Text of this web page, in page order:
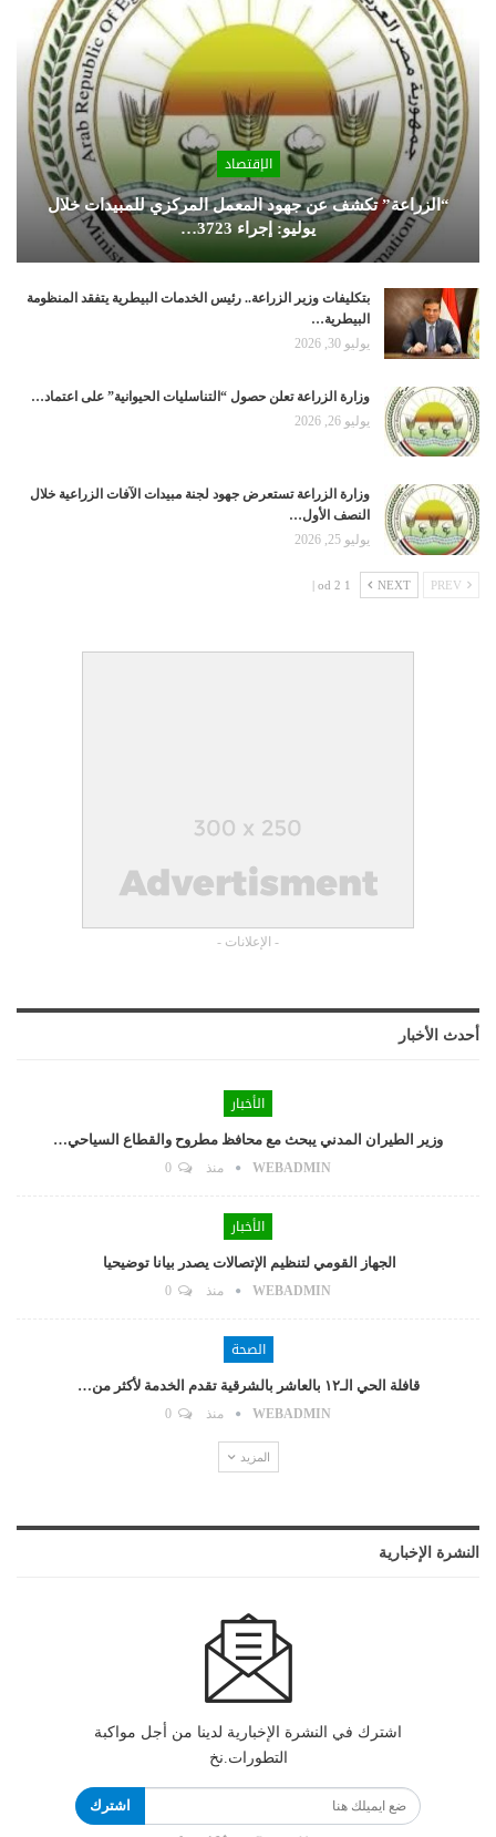
الإقتصاد
“الزراعة” تكشف عن جهود المعمل المركزي للمبيدات خلال
يوليو: إجراء 3723…
بتكليفات وزير الزراعة.. رئيس الخدمات البيطرية يتفقد المنظومة
البيطرية…
يوليو 30, 2026
وزارة الزراعة تعلن حصول “التناسليات الحيوانية” على اعتماد…
يوليو 26, 2026
وزارة الزراعة تستعرض جهود لجنة مبيدات الآفات الزراعية خلال
النصف الأول…
يوليو 25, 2026
NEXT
1 od 2 |
- الإعلانات -
أحدث الأخبار
الأخبار
وزير الطيران المدني يبحث مع محافظ مطروح والقطاع السياحي…
WEBADMIN منذ
الأخبار
الجهاز القومي لتنظيم الإتصالات يصدر بيانا توضيحيا
WEBADMIN منذ
الصحة
قافلة الحي الـ١٢ بالعاشر بالشرقية تقدم الخدمة لأكثر من…
WEBADMIN منذ
المزيد
النشرة الإخبارية
اشترك في النشرة الإخبارية لدينا من أجل مواكبة
التطورات.نخ
اشترك